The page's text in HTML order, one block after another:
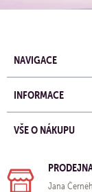
NAVIGACE
INFORMACE
VŠE O NÁKUPU
Jana